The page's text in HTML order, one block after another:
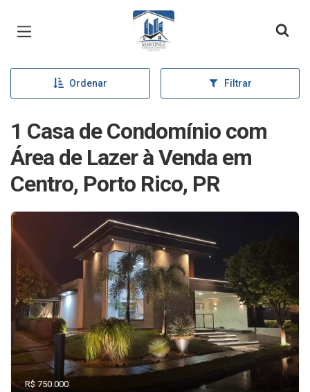
Página inicial
Ordenar Filtrar
1 Casa de Condomínio com
Área de Lazer à Venda em
Centro, Porto Rico, PR
R$ 750.000